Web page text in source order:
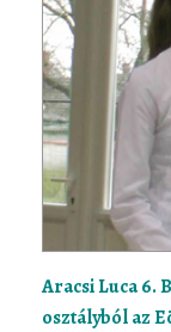
Aracsi Luca 6.
osztályból az